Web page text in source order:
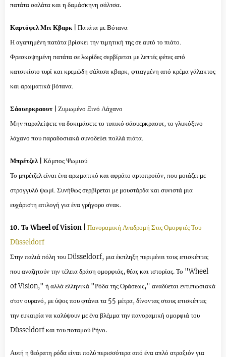
πατάτα σαλάτα και η δαμάσκηνη σάλτσα.
Καρτόφελ Μιτ Κβαρκ |
Πατάτα με Βότανα
Η αγαπημένη πατάτα βρίσκει την τιμητική της σε αυτό το πιάτο.
Φρεσκοψημένη πατάτα σε λωρίδες σερβίρεται με λεπτές φέτες από
κατσικίσιο τυρί και κρεμώδη σάλτσα κβαρκ, φτιαγμένη από κρέμα γάλακτος
και αρωματικά βότανα.
Σάουερκραουτ |
Ζυμωμένο Ξινό Λάχανο
Μην παραλείψετε να δοκιμάσετε το τυπικό σάουερκραουτ, το γλυκόξινο
λάχανο που παραδοσιακά συνοδεύει πολλά πιάτα.
Μπρέτζελ |
Κόμπος Ψωμιού
Το μπρέτζελ είναι ένα αρωματικό και αφράτο αρτοπροϊόν, που μοιάζει με
στρογγυλό ψωμί. Συνήθως σερβίρεται με μουστάρδα και συνιστά μια
ευχάριστη επιλογή για ένα γρήγορο σνακ.
10. Το Wheel of Vision |
Πανοραμική Αναδρομή Στις Ομορφιές Του
Düsseldorf
Στην παλιά πόλη του Düsseldorf, μια έκπληξη περιμένει τους επισκέπτες
που αναζητούν την τέλεια δράση ομορφιάς, θέας και ιστορίας. Το "Wheel
of Vision," ή αλλά ελληνικά "Ρόδα της Οράσεως," αναδύεται εντυπωσιακά
στον ουρανό, με ύψος που φτάνει τα 55 μέτρα, δίνοντας στους επισκέπτες
την ευκαιρία να καλύψουν με ένα βλέμμα την πανοραμική ομορφιά του
Düsseldorf και του ποταμού Ρήνο.
Αυτή η θεόρατη ρόδα είναι πολύ περισσότερα από ένα απλό ατραξιόν για